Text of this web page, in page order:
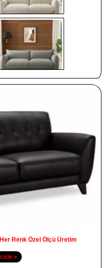
Renk Özel Ölçü Üretim
»